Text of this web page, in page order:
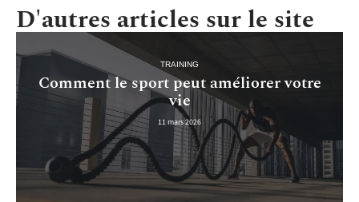
D'autres articles sur le site
TRAINING
Comment le sport peut améliorer votre
vie
11 mars 2026